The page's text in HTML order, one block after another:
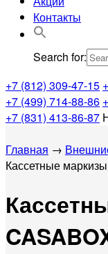
Контакты
Search for:
+7 (812) 309-47-15
+7 (499) 714-88-86
+7 (831) 413-86-87
Главная →
Кассетные